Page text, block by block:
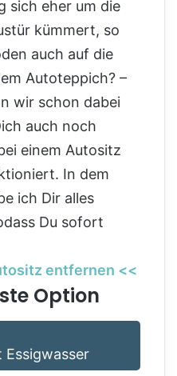
sich eher um die
kümmert, so
auch auf die
Autoteppich? –
wir schon dabei
auch noch
einem Autositz
In dem
ich Dir alles
Du sofort
entfernen <<
Option
Essigwasser